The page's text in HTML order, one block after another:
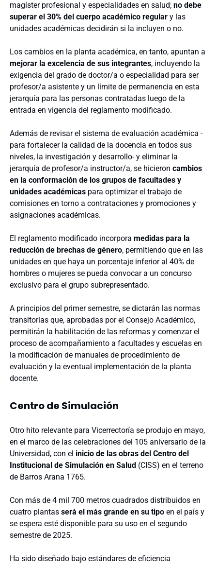
magíster profesional y especialidades en salud; no debe
superar el 30% del cuerpo académico regular y las
unidades académicas decidirán si la incluyen o no.
Los cambios en la planta académica, en tanto, apuntan a
mejorar la excelencia de sus integrantes, incluyendo la
exigencia del grado de doctor/a o especialidad para ser
profesor/a asistente y un límite de permanencia en esta
jerarquía para las personas contratadas luego de la
entrada en vigencia del reglamento modificado.
Además de revisar el sistema de evaluación académica -
para fortalecer la calidad de la docencia en todos sus
niveles, la investigación y desarrollo- y eliminar la
jerarquía de profesor/a instructor/a, se hicieron cambios
en la conformación de los grupos de facultades y
unidades académicas para optimizar el trabajo de
comisiones en torno a contrataciones y promociones y
asignaciones académicas.
El reglamento modificado incorpora medidas para la
reducción de brechas de género, permitiendo que en las
unidades en que haya un porcentaje inferior al 40% de
hombres o mujeres se pueda convocar a un concurso
exclusivo para el grupo subrepresentado.
A principios del primer semestre, se dictarán las normas
transitorias que, aprobadas por el Consejo Académico,
permitirán la habilitación de las reformas y comenzar el
proceso de acompañamiento a facultades y escuelas en
la modificación de manuales de procedimiento de
evaluación y la eventual implementación de la planta
docente.
Centro de Simulación
Otro hito relevante para Vicerrectoría se produjo en mayo,
en el marco de las celebraciones del 105 aniversario de la
Universidad, con el inicio de las obras del Centro del
Institucional de Simulación en Salud (CISS) en el terreno
de Barros Arana 1765.
Con más de 4 mil 700 metros cuadrados distribuidos en
cuatro plantas será el más grande en su tipo en el país y
se espera esté disponible para su uso en el segundo
semestre de 2025.
Ha sido diseñado bajo estándares de eficiencia